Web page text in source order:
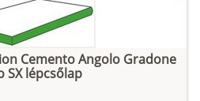
Cemento Angolo Gradone
SX lépcsőlap